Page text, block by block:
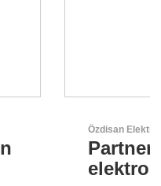
mit